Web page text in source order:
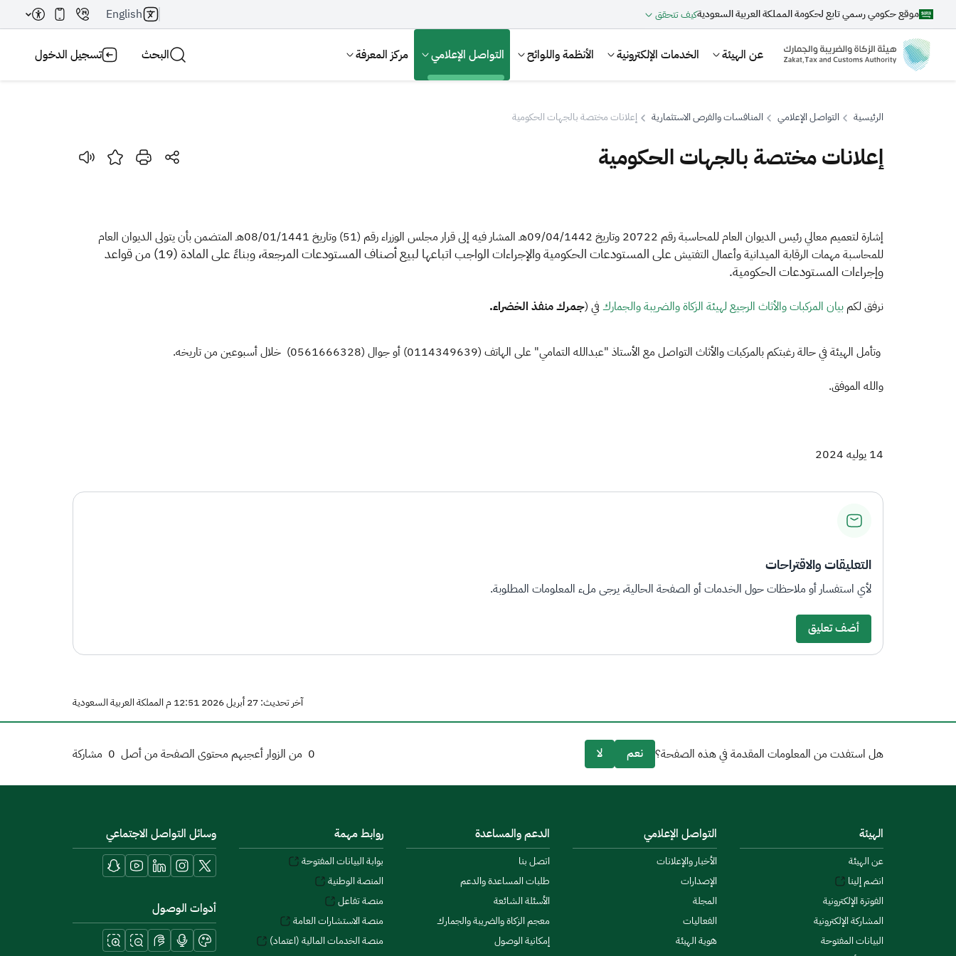
موقع حكومي رسمي تابع لحكومة المملكة العربية السعوديةكيف تتحقق English
عن الهيئة الخدمات الإلكترونية الأنظمة واللوائح التواصل الإعلامي مركز المعرفة البحث تسجيل الدخول
بحث
اقتراحات
الزكاة الجمارك ضريبة القيمة المضافة
الرئيسية التواصل الإعلامي المنافسات والفرص الاستثمارية إعلانات مختصة بالجهات الحكومية
إعلانات مختصة بالجهات الحكومية
إشارة لتعميم معالي رئيس الديوان العام للمحاسبة رقم 20722 وتاريخ 09/04/1442هـ المشار فيه إلى قرار مجلس الوزراء رقم (51) وتاريخ 08/01/1441هـ المتضمن بأن يتولى الديوان العام
للمحاسبة مهمات الرقابة الميدانية وأعمال التفتيش
على المستودعات الحكومية والإجراءات الواجب اتباعها لبيع أصناف المستودعات المرجعة، وبناءً على المادة (19) من قواعد
وإجراءات المستودعات الحكومية.
نرفق لكم بيان المركبات والأثاث الرجيع لهيئة الزكاة والضريبة والجمارك​ في (جمرك منفذ الخضراء.
وتأمل الهيئة في حالة رغبتكم بالمركبات والأثاث التواصل مع الأستاذ "عبدالله التمامي" على الهاتف (0114349639) أو جوال (0561666328) خلال أسبوعين من تاريخه.
والله الموفق.
14 يوليه 2024
التعليقات والاقتراحات
لأي استفسار أو ملاحظات حول الخدمات أو الصفحة الحالية، يرجى ملء المعلومات المطلوبة.
أضف تعليق
آخر تحديث: 27 أبريل 2026 12:51 م المملكة العربية السعودية
0 من الزوار أعجبهم محتوى الصفحة من أصل 0 مشاركة هل استفدت من المعلومات المقدمة في هذه الصفحة؟ نعم لا
الهيئة
عن الهيئة
انضم إلينا
الفوترة الإلكترونية
المشاركة الإلكترونية
البيانات المفتوحة
التواصل الإعلامي
الأخبار والإعلانات
الإصدارات
المجلة
الفعاليات
هوية الهيئة
الدعم والمساعدة
اتصل بنا
طلبات المساعدة والدعم
الأسئلة الشائعة
معجم الزكاة والضريبة والجمارك
إمكانية الوصول
روابط مهمة
بوابة البيانات المفتوحة
المنصة الوطنية
منصة تفاعل
منصة الاستشارات العامة
منصة الخدمات المالية (اعتماد)
وسائل التواصل الاجتماعي
أدوات الوصول